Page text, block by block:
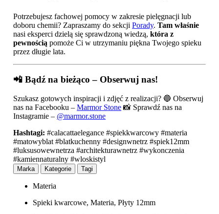
Potrzebujesz fachowej pomocy w zakresie pielęgnacji lub
doboru chemii? Zapraszamy do sekcjiPorady.Tam właśnie
nasi eksperci dzielą się sprawdzoną wiedzą,która z
pewnością pomoże Ci w utrzymaniu piękna Twojego spieku
przez długie lata.
📲 Bądź na bieżąco – Obserwuj nas!
Szukasz gotowych inspiracji i zdjęć z realizacji? 🔵 Obserwuj
nas na Facebooku –Marmor Stone 📸 Sprawdź nas na
Instagramie – @marmor.stone
Hashtagi: #calacattaelegance #spiekkwarcowy #materia
#matowyblat #blatkuchenny #designwnetrz #spiek12mm
#luksusowewnetrza #architekturawnetrz #wykonczenia
#kamiennaturalny #wloskistyl
Marka Kategorie Tagi
Materia
Spieki kwarcowe,Materia,Płyty 12mm